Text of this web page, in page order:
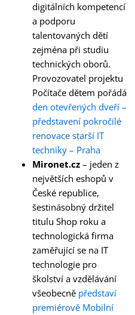
digitálních kompetencí
a podporu
talentovaných dětí
zejména při studiu
technických oborů.
Provozovatel projektu
Počítače dětem pořádá
den otevřených dveří –
představení pokročilé
renovace starší IT
techniky – Praha
Mironet.cz– jeden z
největších eshopů v
České republice,
šestinásobný držitel
titulu Shop roku a
technologická firma
zaměřující se na IT
technologie pro
školství a vzdělávání
všeobecně představí
premiérově Mobilní